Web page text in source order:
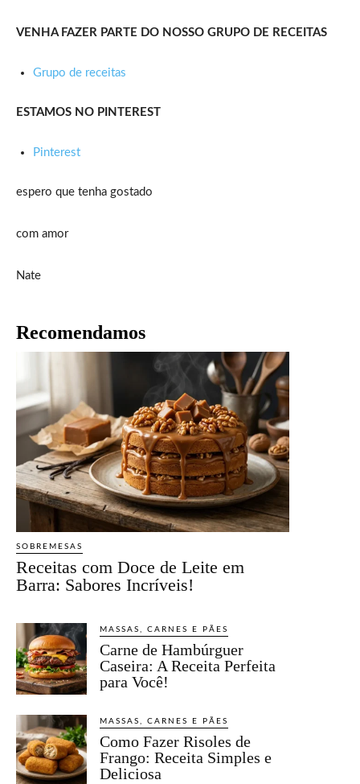
VENHA FAZER PARTE DO NOSSO GRUPO DE RECEITAS
Grupo de receitas
ESTAMOS NO PINTEREST
Pinterest
espero que tenha gostado
com amor
Nate
Recomendamos
SOBREMESAS
Receitas com Doce de Leite em
Barra: Sabores Incríveis!
MASSAS, CARNES E PÃES
Carne de Hambúrguer
Caseira: A Receita Perfeita
para Você!
MASSAS, CARNES E PÃES
Como Fazer Risoles de
Frango: Receita Simples e
Deliciosa